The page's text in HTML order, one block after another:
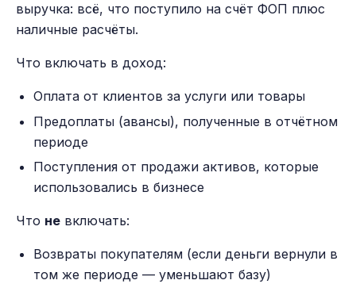
выручка: всё, что поступило на счёт ФОП плюс
наличные расчёты.
Что включать в доход:
Оплата от клиентов за услуги или товары
Предоплаты (авансы), полученные в отчётном
периоде
Поступления от продажи активов, которые
использовались в бизнесе
Что не включать:
Возвраты покупателям (если деньги вернули в
том же периоде — уменьшают базу)